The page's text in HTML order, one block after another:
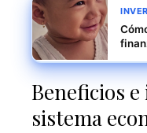
Beneficios
sistema